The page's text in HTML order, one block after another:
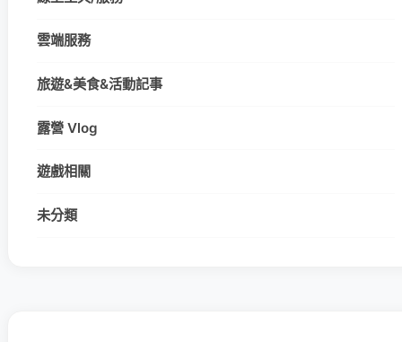
雲端服務
旅遊&美食&活動記事
露營 Vlog
遊戲相關
未分類